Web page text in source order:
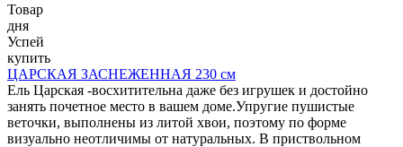
Товар
дня
Успей
купить
ЦАРСКАЯ ЗАСНЕЖЕННАЯ 230 см
Ель Царская -восхитительна даже без игрушек и достойно
занять почетное место в вашем доме.Упругие пушистые
веточки, выполнены из литой хвои, поэтому по форме
визуально неотличимы от натуральных. В приствольном